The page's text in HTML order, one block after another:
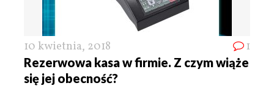
10 kwietnia, 2018 1
Rezerwowa kasa w firmie. Z czym wiąże
się jej obecność?